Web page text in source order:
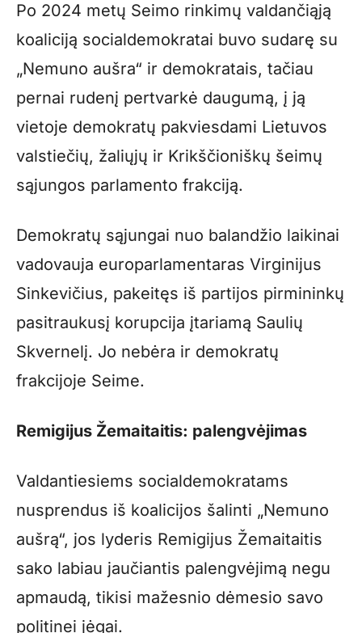
Po 2024 metų Seimo rinkimų valdančiąją
koaliciją socialdemokratai buvo sudarę su
„Nemuno aušra“ ir demokratais, tačiau
pernai rudenį pertvarkė daugumą, į ją
vietoje demokratų pakviesdami Lietuvos
valstiečių, žaliųjų ir Krikščioniškų šeimų
sąjungos parlamento frakciją.
Demokratų sąjungai nuo balandžio laikinai
vadovauja europarlamentaras Virginijus
Sinkevičius, pakeitęs iš partijos pirmininkų
pasitraukusį korupcija įtariamą Saulių
Skvernelį. Jo nebėra ir demokratų
frakcijoje Seime.
Remigijus Žemaitaitis: palengvėjimas
Valdantiesiems socialdemokratams
nusprendus iš koalicijos šalinti „Nemuno
aušrą“, jos lyderis Remigijus Žemaitaitis
sako labiau jaučiantis palengvėjimą negu
apmaudą, tikisi mažesnio dėmesio savo
politinei jėgai.